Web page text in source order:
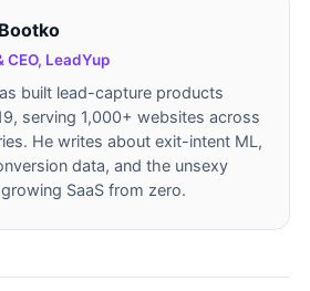
CEO, LeadYup
built lead-capture products
serving 1,000+ websites across
He writes about exit-intent ML,
data, and the unsexy
SaaS from zero.